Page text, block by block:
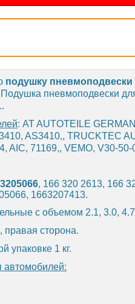
подушку пневмоподвески
Подушка пневмоподвески
: AT AUTOTEILE
AS3410,, TRUCKTEC
AIC, 71169,, VEMO, V30-
, 166 320 2613, 166
1663207413.
с объемом 2.1, 3.0,
правая сторона.
упаковке 1 кг.
автомобилей: